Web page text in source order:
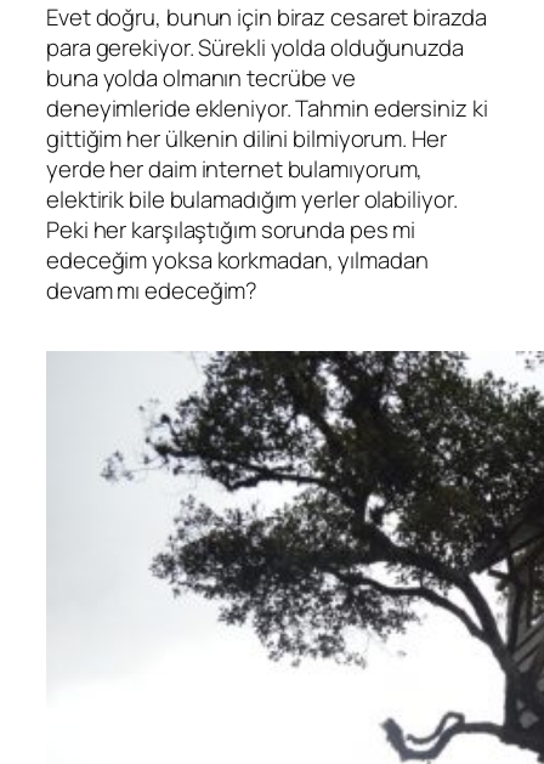
Evet doğru, bunun için biraz cesaret birazda
para gerekiyor. Sürekli yolda olduğunuzda
buna yolda olmanın tecrübe ve
deneyimleride ekleniyor. Tahmin edersiniz ki
gittiğim her ülkenin dilini bilmiyorum. Her
yerde her daim internet bulamıyorum,
elektirik bile bulamadığım yerler olabiliyor.
Peki her karşılaştığım sorunda pes mi
edeceğim yoksa korkmadan, yılmadan
devam mı edeceğim?